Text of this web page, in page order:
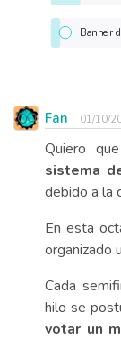
Banner
Fan 01/10/
Quiero
sistema
debido a la
En esta
organizado
Cada
hilo se
votar un